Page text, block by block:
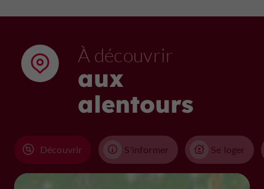
À découvrir
aux
alentours
Découvrir S'informer Se loger